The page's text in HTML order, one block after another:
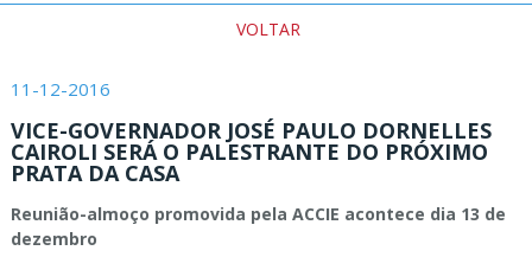
VOLTAR
11-12-2016
VICE-GOVERNADOR JOSÉ PAULO DORNELLES
CAIROLI SERÁ O PALESTRANTE DO PRÓXIMO
PRATA DA CASA
Reunião-almoço promovida pela ACCIE acontece dia 13 de
dezembro